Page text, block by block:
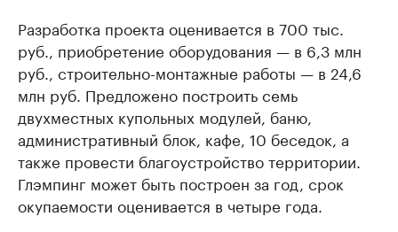
Разработка проекта оценивается в 700 тыс.
руб., приобретение оборудования — в 6,3 млн
руб., строительно-монтажные работы — в 24,6
млн руб. Предложено построить семь
двухместных купольных модулей, баню,
административный блок, кафе, 10 беседок, а
также провести благоустройство территории.
Глэмпинг может быть построен за год, срок
окупаемости оценивается в четыре года.